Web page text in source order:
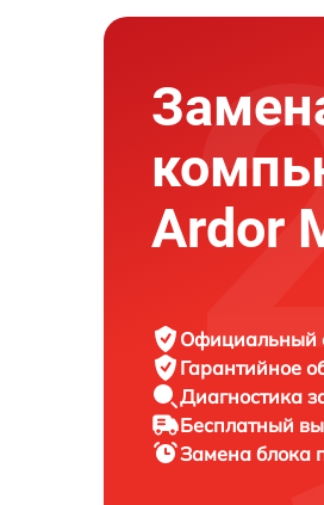
Ardor
Официальный
Гарантийное
Диагностика
Бесплатный
Замена блока